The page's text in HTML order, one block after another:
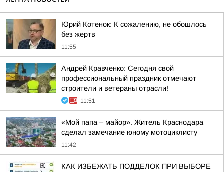
Юрий Котенок: К сожалению, не обошлось
без жертв
11:55
Андрей Кравченко: Сегодня свой
профессиональный праздник отмечают
строители и ветераны отрасли!
11:51
«Мой папа – майор». Житель Краснодара
сделал замечание юному мотоциклисту
11:42
КАК ИЗБЕЖАТЬ ПОДДЕЛОК ПРИ ВЫБОРЕ